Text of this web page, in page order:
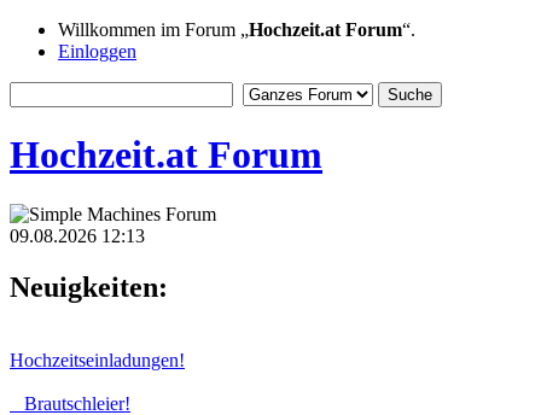
Willkommen im Forum „Hochzeit.at Forum“.
Einloggen
Hochzeit.at Forum
09.08.2026 12:13
Neuigkeiten:
Hochzeitseinladungen!
Brautschleier!